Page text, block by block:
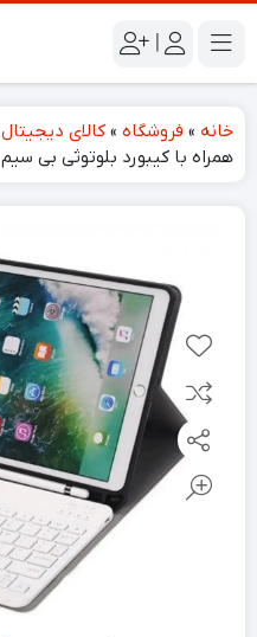
|
خانه » فروشگاه » کالای دیجیتال
همراه با کیبورد بلوتوثی بی سیم